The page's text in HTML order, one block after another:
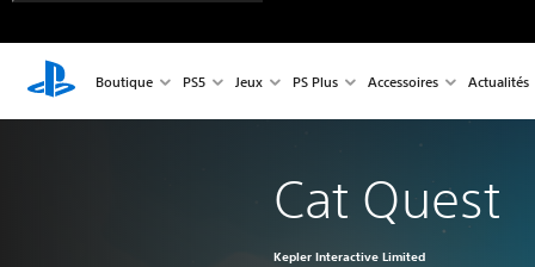
Boutique PS5 Jeux PS Plus Accessoires Actualités
Cat Quest
Kepler Interactive Limited